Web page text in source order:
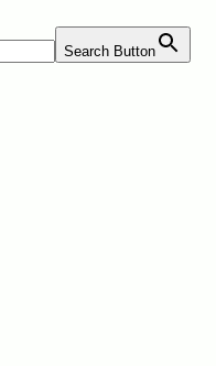
Search Button